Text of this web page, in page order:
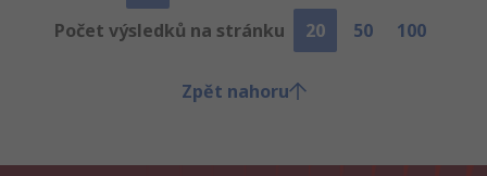
Počet výsledků na stránku
20 50 100
Zpět nahoru